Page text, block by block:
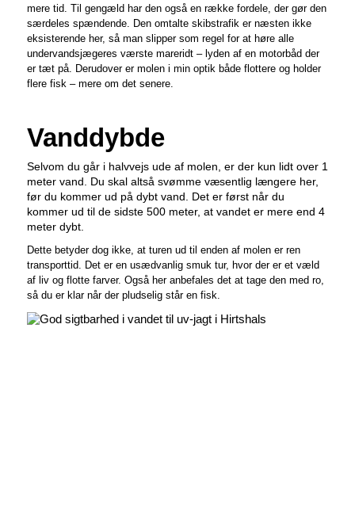
mere tid. Til gengæld har den også en række fordele, der gør den
særdeles spændende. Den omtalte skibstrafik er næsten ikke
eksisterende her, så man slipper som regel for at høre alle
undervandsjægeres værste mareridt – lyden af en motorbåd der
er tæt på. Derudover er molen i min optik både flottere og holder
flere fisk – mere om det senere.
Vanddybde
Selvom du går i halvvejs ude af molen, er der kun lidt over 1
meter vand. Du skal altså svømme væsentlig længere her,
før du kommer ud på dybt vand. Det er først når du
kommer ud til de sidste 500 meter, at vandet er mere end 4
meter dybt.
Dette betyder dog ikke, at turen ud til enden af molen er ren
transporttid. Det er en usædvanlig smuk tur, hvor der er et væld
af liv og flotte farver. Også her anbefales det at tage den med ro,
så du er klar når der pludselig står en fisk.